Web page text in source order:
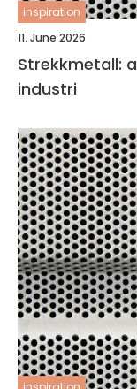
inspiration
11. June 2026
Strekkmetall:
industri